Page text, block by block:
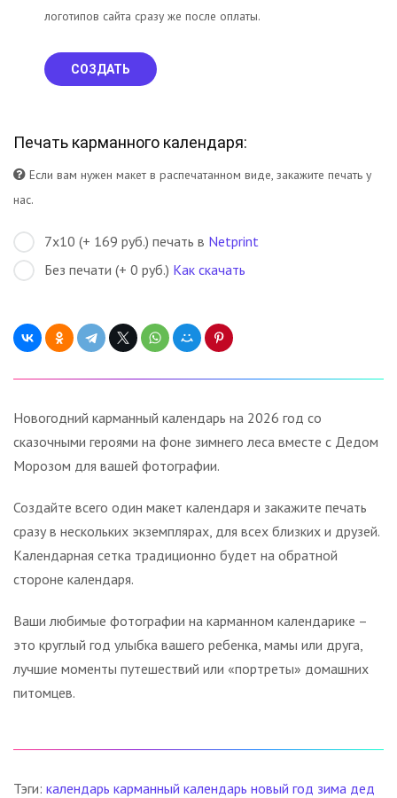
логотипов сайта сразу же после оплаты.
СОЗДАТЬ
Печать карманного календаря:
Если вам нужен макет в распечатанном виде, закажите печать у
нас.
7х10 (+ 169 руб.) печать в Netprint
Без печати (+ 0 руб.) Как скачать
Новогодний карманный календарь на 2026 год со
сказочными героями на фоне зимнего леса вместе с Дедом
Морозом для вашей фотографии.
Создайте всего один макет календаря и закажите печать
сразу в нескольких экземплярах, для всех близких и друзей.
Календарная сетка традиционно будет на обратной
стороне календаря.
Ваши любимые фотографии на карманном календарике –
это круглый год улыбка вашего ребенка, мамы или друга,
лучшие моменты путешествий или «портреты» домашних
питомцев.
Тэги: календарь карманный календарь новый год зима дед